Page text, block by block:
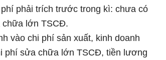
phải trích trước trong kì: chưa có
Ɩớn TSCĐ.
vào chi phí sản xuất, kinh doanh
phí sửa chữa Ɩớn TSCĐ, tiền lương